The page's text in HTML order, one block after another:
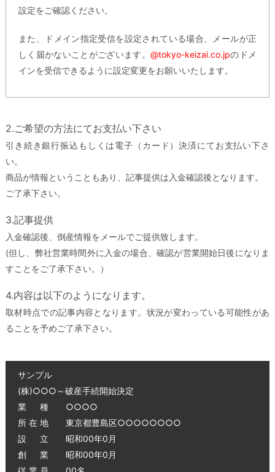
設定をご確認ください。
また、ドメイン指定受信を設定されている場合、メールが正
しく届かないことがございます。@tokyo-keizai.co.jpのドメ
インを受信できるように設定変更をお願いいたします。
2.ご希望の方法にてお支払い下さい
引き続き銀行振込もしくは電子（カード）決済にてお支払い下さ
い。
商品が情報ということもあり、記事提供は入金確認後となります。
ご了承下さい。
3.記事提供
入金確認後、倒産情報をメールでご提供致します。
(但し、弊社営業時間外に入金の場合、確認が営業開始日後になりま
すことをご了承下さい。）
4.内容は以下のようになります。
取材時点での記事内容となります。状況が変わっている可能性があ
ることを予めご了承下さい。
サンプル
(株)○○○～破産手続開始決定
業 種 ○○○○
所 在 地 東京都豊島区○○○○○○○○
設 立 昭和00年0月
創 業 昭和00年0月